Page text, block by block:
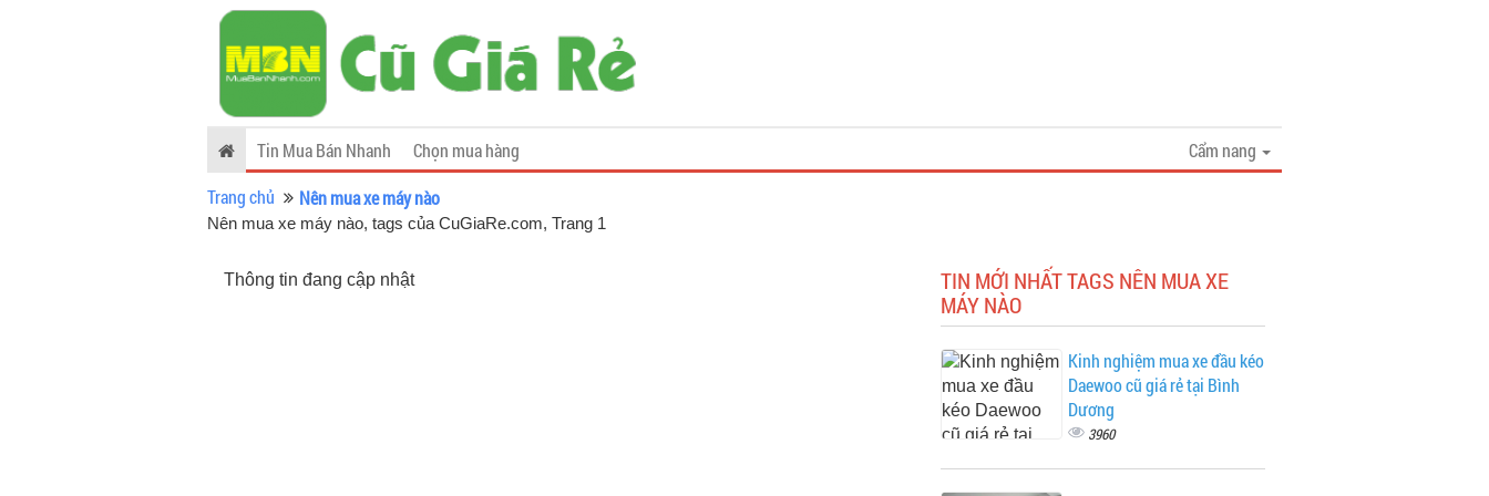
Cẩm nang
Tin Mua Bán Nhanh
Chọn mua hàng
Trang chủ
Nên mua xe máy nào
Nên mua xe máy nào, tags của CuGiaRe.com, Trang 1
Thông tin đang cập nhật
TIN MỚI NHẤT TAGS NÊN MUA XE
MÁY NÀO
Kinh nghiệm mua xe đầu kéo
Daewoo cũ giá rẻ tại Bình
Dương
3960